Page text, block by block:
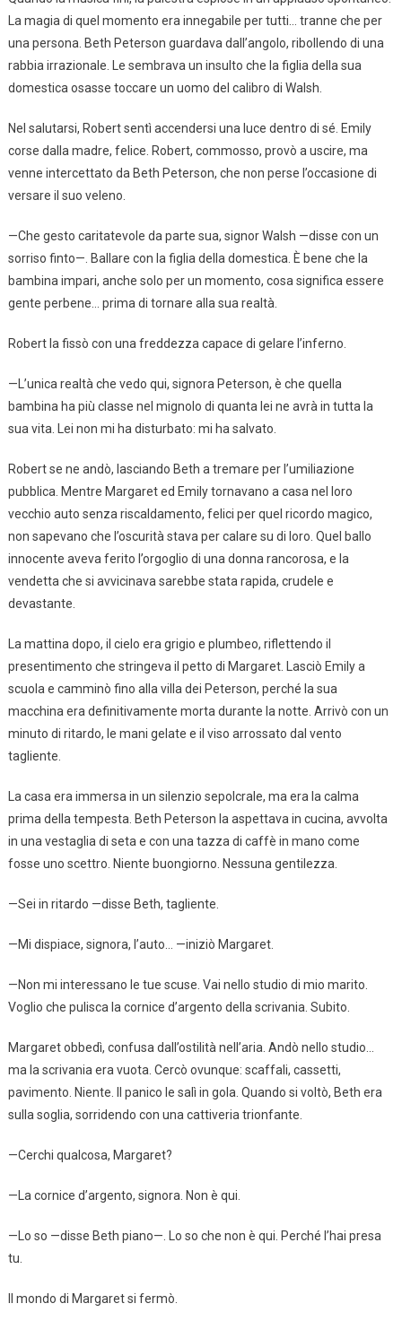
La magia di quel momento era innegabile per tutti… tranne che per
una persona. Beth Peterson guardava dall’angolo, ribollendo di una
rabbia irrazionale. Le sembrava un insulto che la figlia della sua
domestica osasse toccare un uomo del calibro di Walsh.
Nel salutarsi, Robert sentì accendersi una luce dentro di sé. Emily
corse dalla madre, felice. Robert, commosso, provò a uscire, ma
venne intercettato da Beth Peterson, che non perse l’occasione di
versare il suo veleno.
—Che gesto caritatevole da parte sua, signor Walsh —disse con un
sorriso finto—. Ballare con la figlia della domestica. È bene che la
bambina impari, anche solo per un momento, cosa significa essere
gente perbene… prima di tornare alla sua realtà.
Robert la fissò con una freddezza capace di gelare l’inferno.
—L’unica realtà che vedo qui, signora Peterson, è che quella
bambina ha più classe nel mignolo di quanta lei ne avrà in tutta la
sua vita. Lei non mi ha disturbato: mi ha salvato.
Robert se ne andò, lasciando Beth a tremare per l’umiliazione
pubblica. Mentre Margaret ed Emily tornavano a casa nel loro
vecchio auto senza riscaldamento, felici per quel ricordo magico,
non sapevano che l’oscurità stava per calare su di loro. Quel ballo
innocente aveva ferito l’orgoglio di una donna rancorosa, e la
vendetta che si avvicinava sarebbe stata rapida, crudele e
devastante.
La mattina dopo, il cielo era grigio e plumbeo, riflettendo il
presentimento che stringeva il petto di Margaret. Lasciò Emily a
scuola e camminò fino alla villa dei Peterson, perché la sua
macchina era definitivamente morta durante la notte. Arrivò con un
minuto di ritardo, le mani gelate e il viso arrossato dal vento
tagliente.
La casa era immersa in un silenzio sepolcrale, ma era la calma
prima della tempesta. Beth Peterson la aspettava in cucina, avvolta
in una vestaglia di seta e con una tazza di caffè in mano come
fosse uno scettro. Niente buongiorno. Nessuna gentilezza.
—Sei in ritardo —disse Beth, tagliente.
—Mi dispiace, signora, l’auto… —iniziò Margaret.
—Non mi interessano le tue scuse. Vai nello studio di mio marito.
Voglio che pulisca la cornice d’argento della scrivania. Subito.
Margaret obbedì, confusa dall’ostilità nell’aria. Andò nello studio…
ma la scrivania era vuota. Cercò ovunque: scaffali, cassetti,
pavimento. Niente. Il panico le salì in gola. Quando si voltò, Beth era
sulla soglia, sorridendo con una cattiveria trionfante.
—Cerchi qualcosa, Margaret?
—La cornice d’argento, signora. Non è qui.
—Lo so —disse Beth piano—. Lo so che non è qui. Perché l’hai presa
tu.
Il mondo di Margaret si fermò.